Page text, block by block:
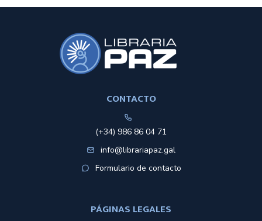
CONTACTO
(+34) 986 86 04 71
info@librariapaz.gal
Formulario de contacto
PÁGINAS LEGALES